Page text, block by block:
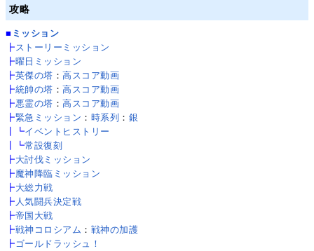
攻略
■ ミッション
┣ストーリーミッション
┣曜日ミッション
┣英傑の塔 ：高スコア動画
┣統帥の塔 ：高スコア動画
┣悪霊の塔 ：高スコア動画
┣緊急ミッション ： 時系列 ： 銀
┃┗イベントヒストリー
┃┗常設復刻
┣大討伐ミッション
┣魔神降臨ミッション
┣大総力戦
┣ 人気闘兵決定戦
┣帝国大戦
┣戦神コロシアム ： 戦神の加護
┣ゴールドラッシュ！